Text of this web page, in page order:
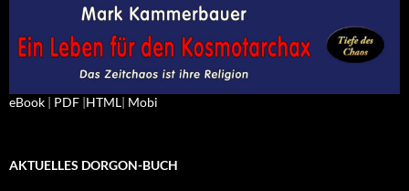
eBook | PDF |HTML| Mobi
AKTUELLES DORGON-BUCH